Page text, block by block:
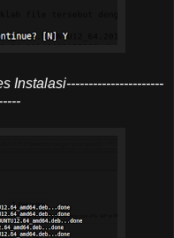
Instalasi----------------------